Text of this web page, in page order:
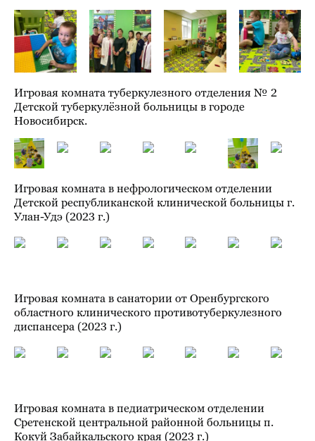
Игровая комната туберкулезного отделения № 2
Детской туберкулёзной больницы в городе
Новосибирск.
Игровая комната в нефрологическом отделении
Детской республиканской клинической больницы г.
Улан-Удэ (2023 г.)
Игровая комната в санатории от Оренбургского
областного клинического противотуберкулезного
диспансера (2023 г.)
Игровая комната в педиатрическом отделении
Сретенской центральной районной больницы п.
Кокуй Забайкальского края (2023 г.)